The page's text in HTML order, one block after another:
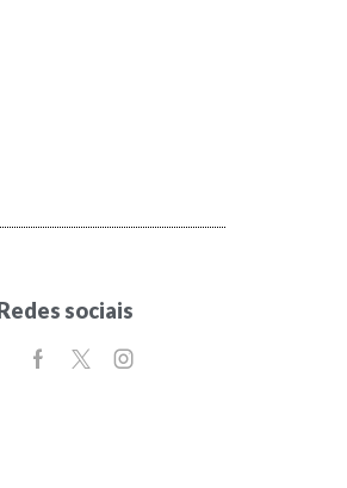
sociais